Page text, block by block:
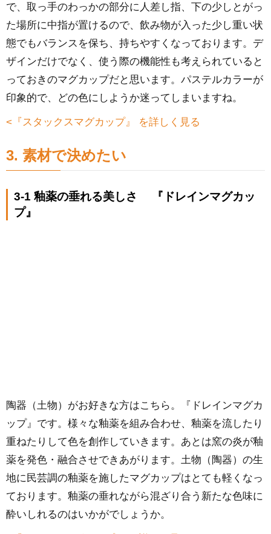
で、取っ手のわっかの部分に人差し指、下の少しとがっ
た場所に中指が置けるので、飲み物が入った少し重い状
態でもバランスを保ち、持ちやすくなっております。デ
ザインだけでなく、使う際の機能性も考えられていると
っておきのマグカップだと思います。パステルカラーが
印象的で、どの色にしようか迷ってしまいますね。
<『スタックスマグカップ』 を詳しく見る
3. 素材で決めたい
3-1 釉薬の垂れる美しさ 『ドレインマグカッ
プ』
陶器（土物）がお好きな方はこちら。『ドレインマグカ
ップ』です。様々な釉薬を組み合わせ、釉薬を流したり
重ねたりして色を創作していきます。あとは窯の炎が釉
薬を発色・融合させできあがります。土物（陶器）の生
地に民芸調の釉薬を施したマグカップはとても軽くなっ
ております。釉薬の垂れながら混ざり合う新たな色味に
酔いしれるのはいかがでしょうか。